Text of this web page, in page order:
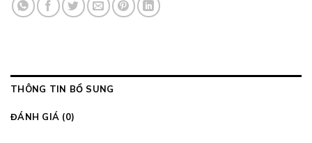
THÔNG TIN BỔ SUNG
ĐÁNH GIÁ (0)